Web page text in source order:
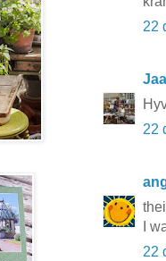
22
22
I
22